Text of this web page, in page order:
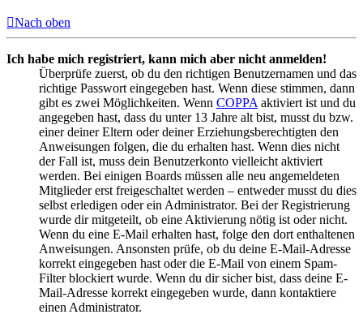
Nach oben
Ich habe mich registriert, kann mich aber nicht anmelden!
Überprüfe zuerst, ob du den richtigen Benutzernamen und das
richtige Passwort eingegeben hast. Wenn diese stimmen, dann
gibt es zwei Möglichkeiten. Wenn COPPA aktiviert ist und du
angegeben hast, dass du unter 13 Jahre alt bist, musst du bzw.
einer deiner Eltern oder deiner Erziehungsberechtigten den
Anweisungen folgen, die du erhalten hast. Wenn dies nicht
der Fall ist, muss dein Benutzerkonto vielleicht aktiviert
werden. Bei einigen Boards müssen alle neu angemeldeten
Mitglieder erst freigeschaltet werden – entweder musst du dies
selbst erledigen oder ein Administrator. Bei der Registrierung
wurde dir mitgeteilt, ob eine Aktivierung nötig ist oder nicht.
Wenn du eine E-Mail erhalten hast, folge den dort enthaltenen
Anweisungen. Ansonsten prüfe, ob du deine E-Mail-Adresse
korrekt eingegeben hast oder die E-Mail von einem Spam-
Filter blockiert wurde. Wenn du dir sicher bist, dass deine E-
Mail-Adresse korrekt eingegeben wurde, dann kontaktiere
einen Administrator.